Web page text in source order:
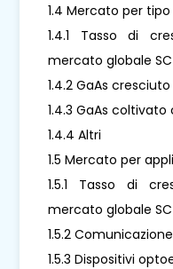
1.4 Mercato per tipo
1.4.1 Tasso di
mercato globale
1.4.2 GaAs cresciuto
1.4.3 GaAs coltivato
1.4.4 Altri
1.5 Mercato per
1.5.1 Tasso di
mercato globale
1.5.2
1.5.3 Dispositivi